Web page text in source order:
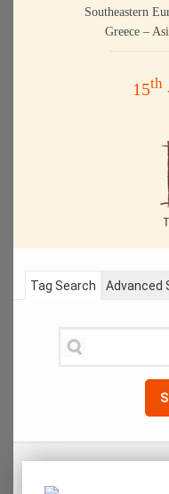
Southeastern
Greece –
15th
Tag Search Advanced